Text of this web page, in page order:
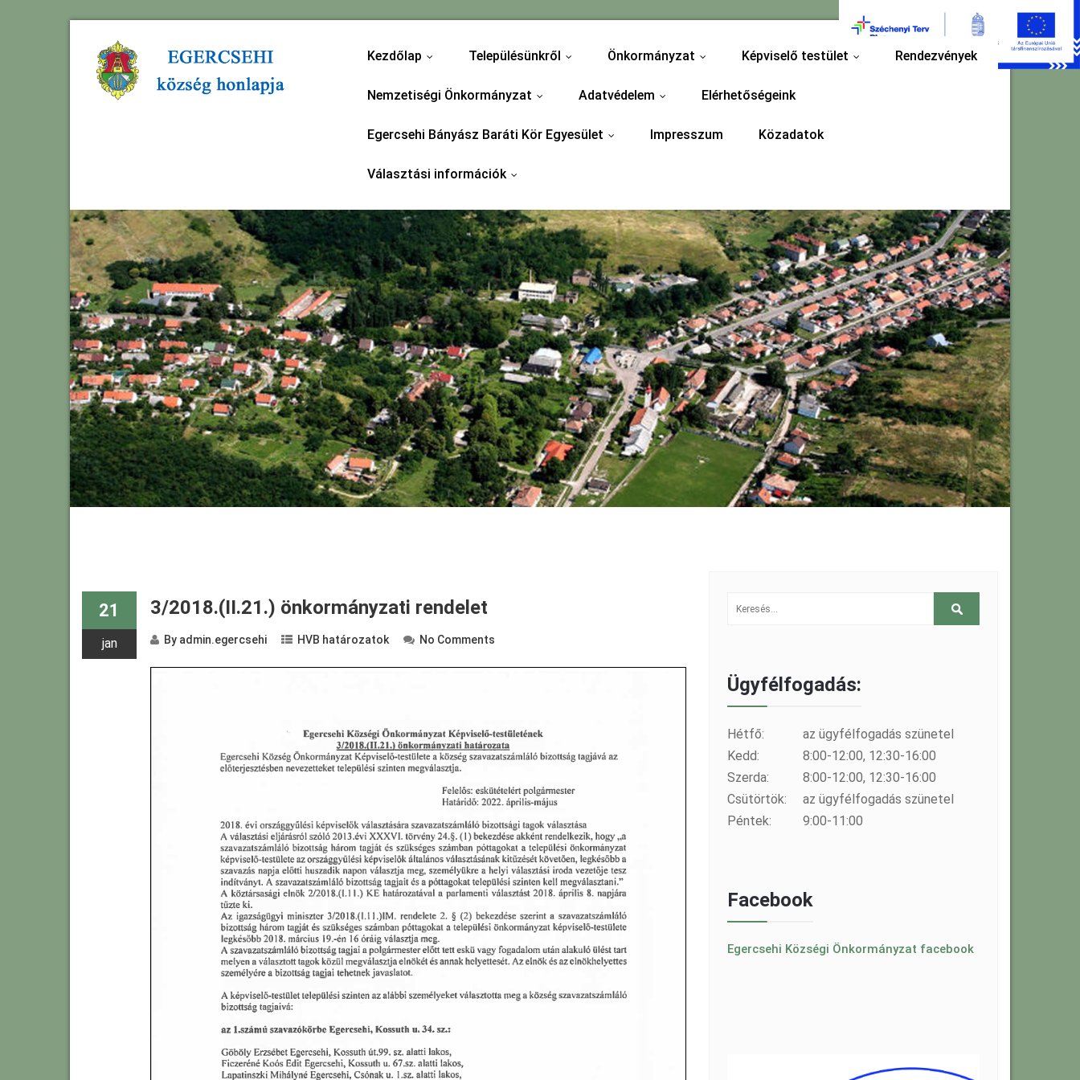
Kezdőlap Településünkről Önkormányzat Képviselő testület Rendezvények
Nemzetiségi Önkormányzat Adatvédelem Elérhetőségeink
Egercsehi Bányász Baráti Kör Egyesület Impresszum Közadatok
Választási információk
21
jan
3/2018.(II.21.) önkormányzati rendelet
By admin.egercsehi HVB határozatok No Comments
Ügyfélfogadás:
Hétfő:
az ügyfélfogadás szünetel
Kedd:
8:00-12:00, 12:30-16:00
Szerda:
8:00-12:00, 12:30-16:00
Csütörtök:
az ügyfélfogadás szünetel
Péntek:
9:00-11:00
Facebook
Egercsehi Községi Önkormányzat facebook